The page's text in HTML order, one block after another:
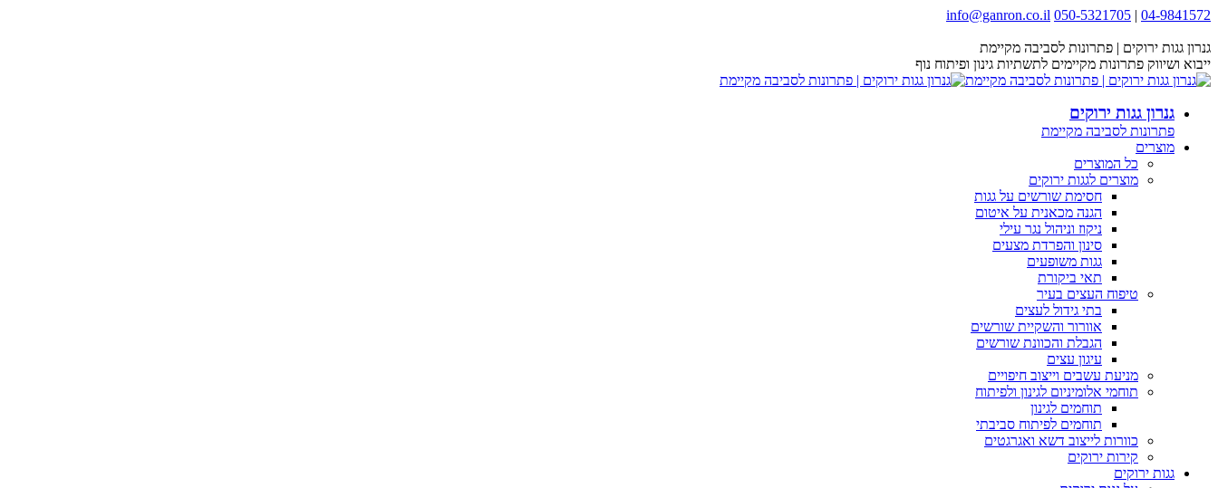
Skip
content
04-9841572
|
050-5321705
info@ganron.co.il
page
opens
in
window
page
opens
in
window
page
opens
in
window
page
opens
in
window
גנרון גגות ירוקים | פתרונות לסביבה מקיימת
ייבוא ושיווק פתרונות מקיימים לתשתיות גינון ופיתוח נוף
גנרון גגות ירוקים
פתרונות לסביבה מקיימת
מוצרים
כל המוצרים
מוצרים לגגות ירוקים
חסימת שורשים על גגות
הגנה מכאנית על איטום
ניקוז וניהול נגר עילי
סינון והפרדת מצעים
גגות משופעים
תאי ביקורת
טיפוח העצים בעיר
בתי גידול לעצים
אוורור והשקיית שורשים
הגבלת והכוונת שורשים
עיגון עצים
מניעת עשבים וייצוב חיפויים
תוחמי אלומיניום לגינון ולפיתוח
תוחמים לגינון
תוחמים לפיתוח סביבתי
כוורות לייצוב דשא ואגרגטים
קירות ירוקים
גגות ירוקים